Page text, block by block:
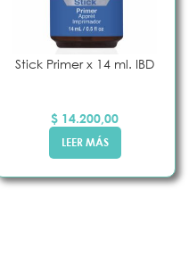
Stick Primer x 14 ml. IBD
$ 14.200,00
LEER MÁS